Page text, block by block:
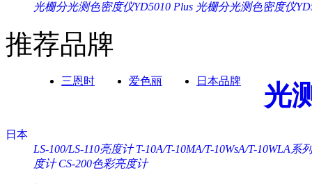
光栅分光测色密度仪YD5010 Plus 光栅分光测色密度仪
推荐品牌
三恩时 爱色丽 日本品牌 光
日本
LS-100/LS-110亮度计 T-10A/T-10MA/T-10WsA/T-10WLA系
度计 CS-200色彩亮度计